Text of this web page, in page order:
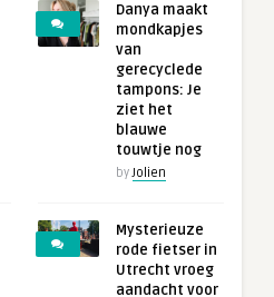
Danya maakt
mondkapjes
van
gerecyclede
tampons: Je
ziet het
blauwe
touwtje nog
byJolien
Mysterieuze
rode fietser in
Utrecht vroeg
aandacht voor